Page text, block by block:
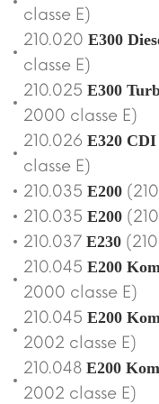
classe E)
210.020 E300
classe E)
210.025 E300
2000 classe E)
210.026 E320 CDI
classe E)
210.035 E200
210.035 E200
210.037 E230
210.045 E200
2000 classe E)
210.045 E200
2002 classe E)
210.048 E200
2002 classe E)